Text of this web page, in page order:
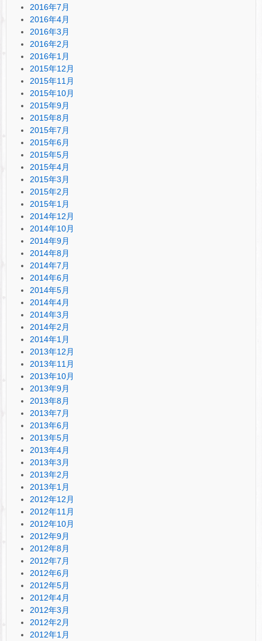
2016年7月
2016年4月
2016年3月
2016年2月
2016年1月
2015年12月
2015年11月
2015年10月
2015年9月
2015年8月
2015年7月
2015年6月
2015年5月
2015年4月
2015年3月
2015年2月
2015年1月
2014年12月
2014年10月
2014年9月
2014年8月
2014年7月
2014年6月
2014年5月
2014年4月
2014年3月
2014年2月
2014年1月
2013年12月
2013年11月
2013年10月
2013年9月
2013年8月
2013年7月
2013年6月
2013年5月
2013年4月
2013年3月
2013年2月
2013年1月
2012年12月
2012年11月
2012年10月
2012年9月
2012年8月
2012年7月
2012年6月
2012年5月
2012年4月
2012年3月
2012年2月
2012年1月